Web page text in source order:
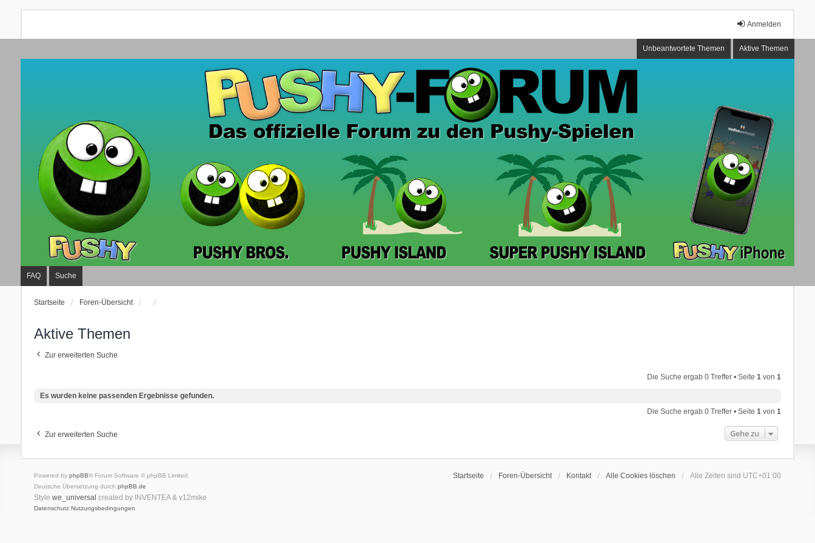
Anmelden
Unbeantwortete Themen Aktive Themen
FAQ Suche
Startseite Foren-Übersicht
Aktive Themen
Zur erweiterten Suche
Die Suche ergab 0 Treffer • Seite1 von1
Es wurden keine passenden Ergebnisse gefunden.
Die Suche ergab 0 Treffer • Seite1 von1
Zur erweiterten Suche Gehe zu
Startseite Foren-Übersicht Kontakt Alle Cookies löschen Alle Zeiten sind UTC+01:00
Powered by phpBB® Forum Software © phpBB Limited
Deutsche Übersetzung durch phpBB.de
Style we_universal created by INVENTEA & v12mike
Datenschutz Nutzungsbedingungen